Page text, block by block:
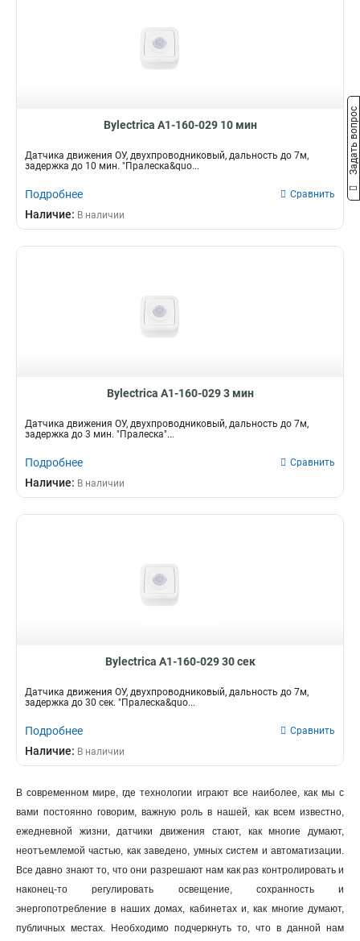
Bylectrica А1-160-029 10 мин
Датчика движения ОУ, двухпроводниковый, дальность до 7м,
задержка до 10 мин. "Пралеска&quo...
Подробнее Сравнить
Наличие: В наличии
Bylectrica А1-160-029 3 мин
Датчика движения ОУ, двухпроводниковый, дальность до 7м,
задержка до 3 мин. "Пралеска"...
Подробнее Сравнить
Наличие: В наличии
Bylectrica А1-160-029 30 сек
Датчика движения ОУ, двухпроводниковый, дальность до 7м,
задержка до 30 сек. "Пралеска&quo...
Подробнее Сравнить
Наличие: В наличии
В современном мире, где технологии играют все наиболее, как мы с
вами постоянно говорим, важную роль в нашей, как всем известно,
ежедневной жизни, датчики движения стают, как многие думают,
неотъемлемой частью, как заведено, умных систем и автоматизации.
Все давно знают то, что они разрешают нам как раз контролировать и
наконец-то регулировать освещение, сохранность и
энергопотребление в наших домах, кабинетах и, как многие думают,
публичных местах. Необходимо подчеркнуть то, что в данной нам
Задать вопрос